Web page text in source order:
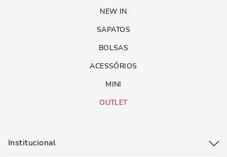
NEW IN
SAPATOS
BOLSAS
ACESSÓRIOS
MINI
OUTLET
Institucional